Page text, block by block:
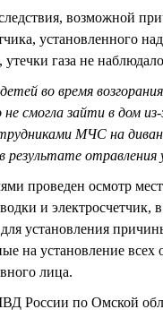
возможной
установленного
газа не
во время
не смогла зайти в дом
МЧС на
результате отравления
проведен осмотр
и электросчетчик,
для установления
на установление всех
лица.
России по Омской